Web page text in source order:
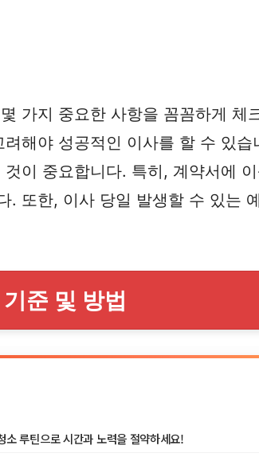
가지 중요한 사항을 꼼꼼하게
해야 성공적인 이사를 할 수 있
이 중요합니다. 특히, 계약서에
. 또한, 이사 당일 발생할 수 있는
준 및 방법
루틴으로 시간과 노력을 절약하세요!